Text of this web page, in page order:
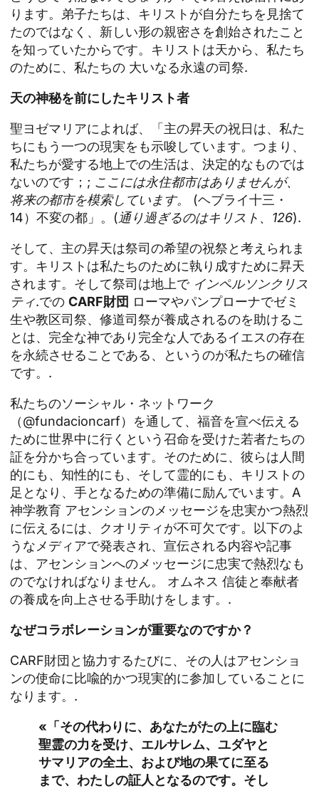
ります。弟子たちは、キリストが自分たちを見捨て
たのではなく、新しい形の親密さを創始されたこと
を知っていたからです。キリストは天から、私たち
のために、私たちの 大いなる永遠の司祭.
天の神秘を前にしたキリスト者
聖ヨゼマリアによれば、「主の昇天の祝日は、私た
ちにもう一つの現実をも示唆しています。つまり、
私たちが愛する地上での生活は、決定的なものでは
ないのです；; ここには永住都市はありませんが、
将来の都市を模索しています。
(ヘブライ十三・
14）不変の都」。(通り過ぎるのはキリスト、126).
そして、主の昇天は祭司の希望の祝祭と考えられま
す。キリストは私たちのために執り成すために昇天
されます。そして祭司は地上で インペルソンクリス
ティ.での CARF財団 ローマやパンプローナでゼミ
生や教区司祭、修道司祭が養成されるのを助けるこ
とは、完全な神であり完全な人であるイエスの存在
を永続させることである、というのが私たちの確信
です。.
私たちのソーシャル・ネットワーク
（@fundacioncarf）を通して、福音を宣べ伝える
ために世界中に行くという召命を受けた若者たちの
証を分かち合っています。そのために、彼らは人間
的にも、知性的にも、そして霊的にも、キリストの
足となり、手となるための準備に励んでいます。A
神学教育 アセンションのメッセージを忠実かつ熱烈
に伝えるには、クオリティが不可欠です。以下のよ
うなメディアで発表され、宣伝される内容や記事
は、アセンションへのメッセージに忠実で熱烈なも
のでなければなりません。 オムネス 信徒と奉献者
の養成を向上させる手助けをします。.
なぜコラボレーションが重要なのですか？
CARF財団と協力するたびに、その人はアセンショ
ンの使命に比喩的かつ現実的に参加していることに
なります。.
«「その代わりに、あなたがたの上に臨む
聖霊の力を受け、エルサレム、ユダヤと
サマリアの全土、および地の果てに至る
まで、わたしの証人となるのです。そし